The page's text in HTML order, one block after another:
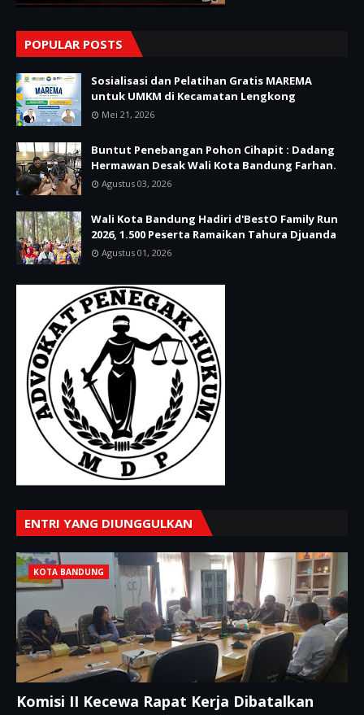
POPULAR POSTS
Sosialisasi dan Pelatihan Gratis MAREMA
untuk UMKM di Kecamatan Lengkong
Mei 21, 2026
Buntut Penebangan Pohon Cihapit : Dadang
Hermawan Desak Wali Kota Bandung Farhan.
Agustus 03, 2026
Wali Kota Bandung Hadiri d'BestO Family Run
2026, 1.500 Peserta Ramaikan Tahura Djuanda
Agustus 01, 2026
ENTRI YANG DIUNGGULKAN
KOTA BANDUNG
Komisi II Kecewa Rapat Kerja Dibatalkan